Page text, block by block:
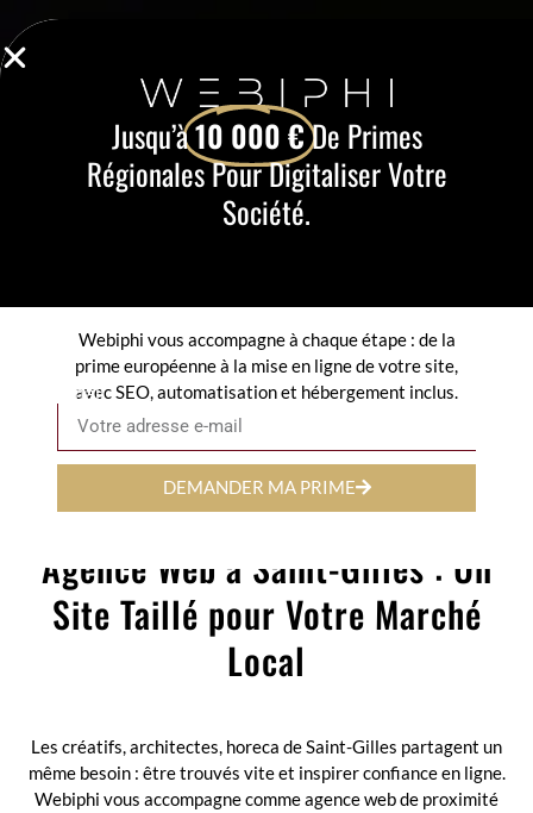
Agence Web à Saint-Gilles : Un
Site Taillé pour Votre Marché
Local
Webiphi est une agence digitale à Bruxelles, spécialisée dans le
développement web sur-mesure, la création de sites performants et
Les créatifs, architectes, horeca de Saint-Gilles partagent un
même besoin : être trouvés vite et inspirer confiance en ligne.
Webiphi vous accompagne comme agence web de proximité
Jusqu’à10 000 €De Primes
Régionales Pour Digitaliser Votre
Société.
Webiphi vous accompagne à chaque étape : de la
prime européenne à la mise en ligne de votre site,
avec SEO, automatisation et hébergement inclus.
Email
DEMANDER MA PRIME